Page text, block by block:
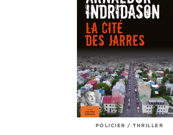
POLICIER / THRILLER